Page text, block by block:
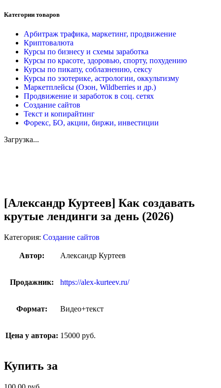
Категории товаров
Арбитраж трафика, маркетинг, продвижение
Криптовалюта
Курсы по бизнесу и схемы заработка
Курсы по красоте, здоровью, спорту, похудению
Курсы по пикапу, соблазнению, сексу
Курсы по эзотерике, астрологии, оккультизму
Маркетплейсы (Озон, Wildberries и др.)
Продвижение и заработок в соц. сетях
Создание сайтов
Текст и копирайтинг
Форекс, БО, акции, биржи, инвестиции
Загрузка...
[Александр Куртеев] Как создавать
крутые лендинги за день (2026)
Категория: Создание сайтов
Автор: Александр Куртеев
Продажник: https://alex-kurteev.ru/
Формат: Видео+текст
Цена у автора: 15000 руб.
Купить за